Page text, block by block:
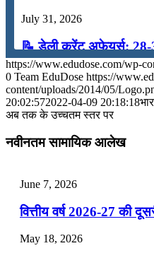
July 31, 2026
📝 डेली करेंट अफेयर्स: 28-
July 28, 2026
📝 डेली करेंट अफेयर्स: 25-
July 22, 2026
📝 डेली करेंट अफेयर्स: 19-
July 19, 2026
https://www.edudose.com/wp-
0 Team EduDose https://
content/uploads/2014/05/
20:02:572022-04-09 20:18:18
अब तक के उच्चतम स्तर पर
नवीनतम सामायिक आलेख
June 7, 2026
वित्तीय वर्ष 2026-27 की
May 18, 2026